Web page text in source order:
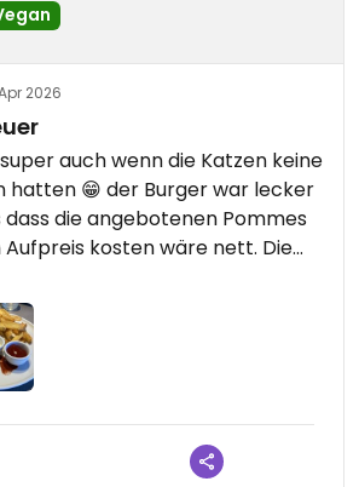
2026
auch wenn die Katzen keine
hatten 😁 der Burger war lecker
dass die angebotenen Pommes
kosten wäre nett. Die
sehr klein - eher eine
Preisen… Aber die
und das Essen schon lecker.
review on 2026-04-29